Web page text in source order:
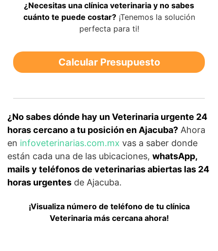
¿Necesitas una clínica veterinaria y no sabes
cuánto te puede costar?¡Tenemos la solución
perfecta para ti!
Calcular Presupuesto
¿No sabes dónde hay un Veterinaria urgente 24
horas cercano a tu posición en Ajacuba? Ahora
en infoveterinarias.com.mx vas a saber donde
están cada una de las ubicaciones, whatsApp,
mails y teléfonos de veterinarias abiertas las 24
horas urgentes de Ajacuba.
¡Visualiza número de teléfono de tu clínica
Veterinaria más cercana ahora!